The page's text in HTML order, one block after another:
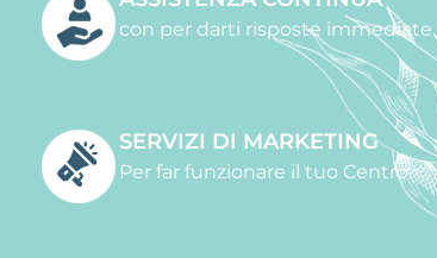
con per darti risposte immediate.
SERVIZI DI MARKETING
Per far funzionare il tuo Centro.